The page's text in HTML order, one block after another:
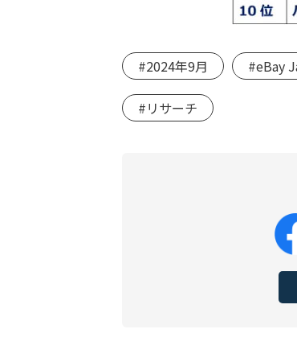
#2024年9月 #eBay
#リサーチ